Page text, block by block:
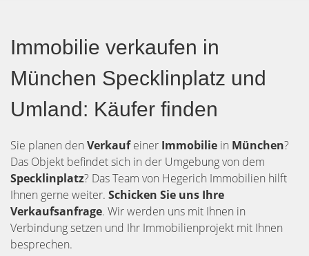
Immobilie verkaufen in
München Specklinplatz und
Umland: Käufer finden
Sie planen den Verkaufeiner Immobilie in München?
Das Objekt befindet sich in der Umgebung von dem
Specklinplatz? Das Team von Hegerich Immobilien hilft
Ihnen gerne weiter. Schicken Sie uns Ihre
Verkaufsanfrage. Wir werden uns mit Ihnen in
Verbindung setzen und Ihr Immobilienprojekt mit Ihnen
besprechen.